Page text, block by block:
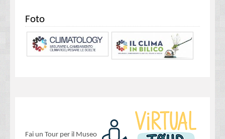
Foto
Fai un Tour per il Museo